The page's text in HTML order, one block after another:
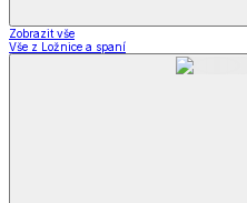
Zobrazit vše
Vše z Ložnice a spaní